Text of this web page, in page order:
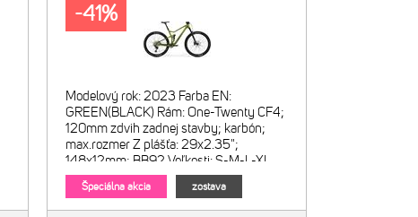
Modelový rok: 2023 Farba EN:
GREEN(BLACK) Rám: One-Twenty CF4;
120mm zdvih zadnej stavby; karbón;
max.rozmer Z plášťa: 29x2.35";
148x12mm; BB92 Veľkosti: S-M-L-XL
Vidlica: Rock Shox Pike Select
Špeciálna akcia zostava
-41%